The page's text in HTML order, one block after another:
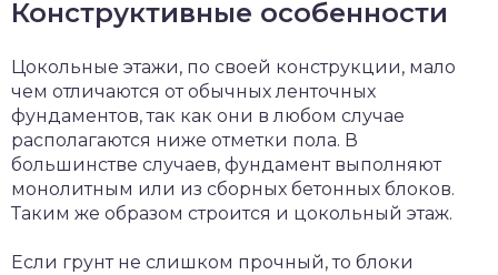
Конструктивные особенности
Цокольные этажи, по своей конструкции, мало
чем отличаются от обычных ленточных
фундаментов, так как они в любом случае
располагаются ниже отметки пола. В
большинстве случаев, фундамент выполняют
монолитным или из сборных бетонных блоков.
Таким же образом строится и цокольный этаж.
Если грунт не слишком прочный, то блоки